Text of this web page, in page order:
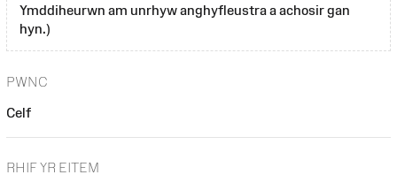
Ymddiheurwn am unrhyw anghyfleustra a achosir gan
hyn.)
PWNC
Celf
RHIF YR EITEM